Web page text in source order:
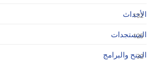
الأحداث
132
المستجدات
125
المنح والبرامج
32